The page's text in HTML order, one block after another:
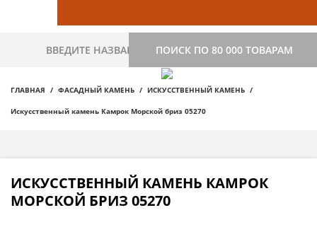
ПОИСК ПО 80 000 ТОВАРАМ
ГЛАВНАЯ ФАСАДНЫЙ КАМЕНЬ ИСКУССТВЕННЫЙ КАМЕНЬ
Искусственный камень Камрок Морской бриз 05270
ИСКУССТВЕННЫЙ КАМЕНЬ КАМРОК
МОРСКОЙ БРИЗ 05270